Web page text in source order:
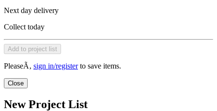
Next day delivery
Collect today
Add to project list
PleaseÃ‚ sign in/registerto save items.
Close
New Project List